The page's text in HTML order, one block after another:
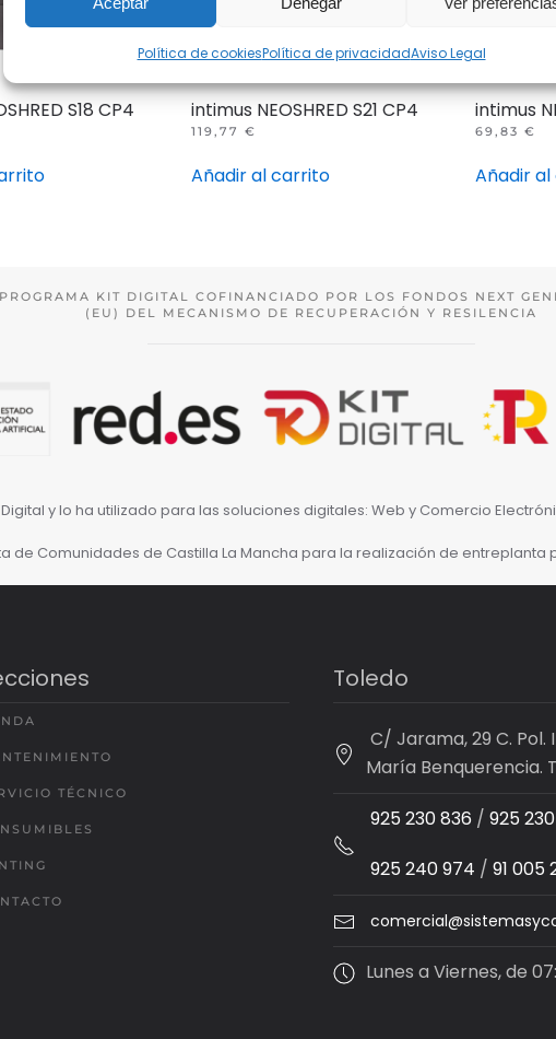
Política de cookiesPolítica de privacidadAviso Legal
S18 CP4 intimus NEOSHRED S21 CP4
119,77 €
Añadir al carrito
intimus
69,83€
Añadir
PROGRAMA KIT DIGITAL COFINANCIADO POR LOS FONDOS NEXT
(EU) DEL MECANISMO DE RECUPERACIÓN Y RESILENCIA
y lo ha utilizado para las soluciones digitales: Web y Comercio
de Comunidades de Castilla La Mancha para la realización de
TÉCNICO
Toledo
C/ Jarama, 29 C. Pol.
María Benquerencia.
925 230 836 / 925
925 240 974 / 91 005
Lunes a Viernes, de